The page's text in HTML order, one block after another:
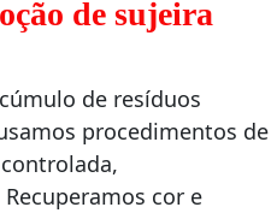
de sujeira
de resíduos
procedimentos de
cor e